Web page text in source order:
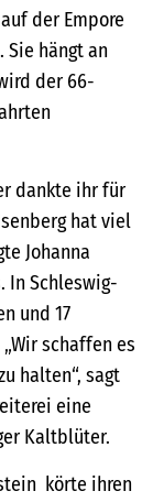
der Empore
Sie hängt an
der 66-
dankte ihr für
hat viel
Johanna
In Schleswig-
und 17
schaffen es
halten“, sagt
eine
Kaltblüter.
körte ihren